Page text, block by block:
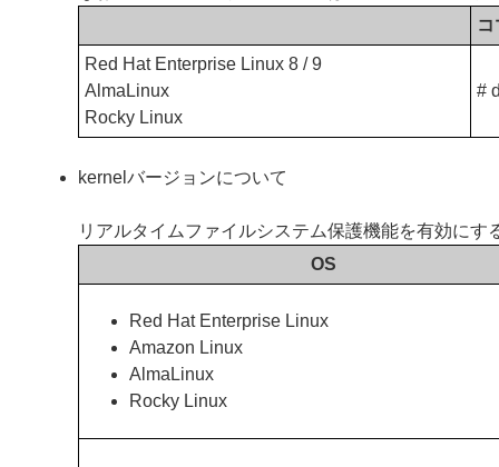
Red Hat Enterprise Linux 8 / 9
AlmaLinux
Rocky Linux
#
kernelバージョンについて
リアルタイムファイルシステム保護機能を有効に
OS
Red Hat Enterprise Linux
Amazon Linux
AlmaLinux
Rocky Linux